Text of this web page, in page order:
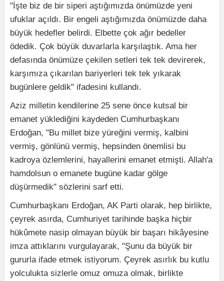
"İşte biz de bir siperi aştığımızda önümüzde yeni
ufuklar açıldı. Bir engeli aştığımızda önümüzde daha
büyük hedefler belirdi. Elbette çok ağır bedeller
ödedik. Çok büyük duvarlarla karşılaştık. Ama her
defasında önümüze çekilen setleri tek tek devirerek,
karşımıza çıkarılan bariyerleri tek tek yıkarak
bugünlere geldik" ifadesini kullandı.
Aziz milletin kendilerine 25 sene önce kutsal bir
emanet yüklediğini kaydeden Cumhurbaşkanı
Erdoğan, "Bu millet bize yüreğini vermiş, kalbini
vermiş, gönlünü vermiş, hepsinden önemlisi bu
kadroya özlemlerini, hayallerini emanet etmişti. Allah'a
hamdolsun o emanete bugüne kadar gölge
düşürmedik" sözlerini sarf etti.
Cumhurbaşkanı Erdoğan, AK Parti olarak, hep birlikte,
çeyrek asırda, Cumhuriyet tarihinde başka hiçbir
hükûmete nasip olmayan büyük bir başarı hikâyesine
imza attıklarını vurgulayarak, "Şunu da büyük bir
gururla ifade etmek istiyorum. Çeyrek asırlık bu kutlu
yolculukta sizlerle omuz omuza olmak, birlikte